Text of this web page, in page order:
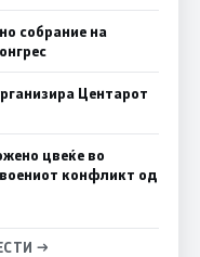
собрание на
Центарот
цвеќе во
конфликт од
→